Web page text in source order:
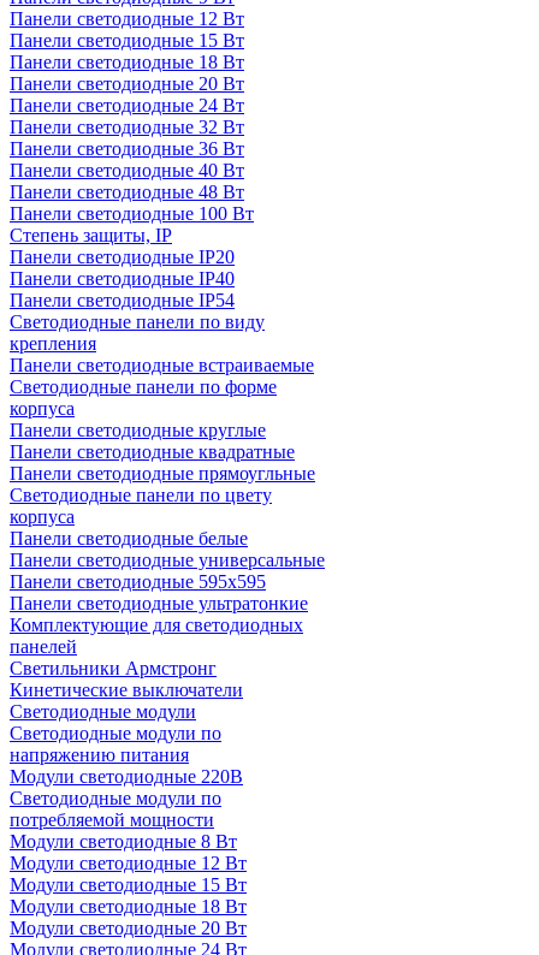
Панели светодиодные 12 Вт
Панели светодиодные 15 Вт
Панели светодиодные 18 Вт
Панели светодиодные 20 Вт
Панели светодиодные 24 Вт
Панели светодиодные 32 Вт
Панели светодиодные 36 Вт
Панели светодиодные 40 Вт
Панели светодиодные 48 Вт
Панели светодиодные 100 Вт
Степень защиты, IP
Панели светодиодные IP20
Панели светодиодные IP40
Панели светодиодные IP54
Светодиодные панели по виду
крепления
Панели светодиодные встраиваемые
Светодиодные панели по форме
корпуса
Панели светодиодные круглые
Панели светодиодные квадратные
Панели светодиодные прямоугльные
Светодиодные панели по цвету
корпуса
Панели светодиодные белые
Панели светодиодные универсальные
Панели светодиодные 595х595
Панели светодиодные ультратонкие
Комплектующие для светодиодных
панелей
Светильники Армстронг
Кинетические выключатели
Светодиодные модули
Светодиодные модули по
напряжению питания
Модули светодиодные 220В
Светодиодные модули по
потребляемой мощности
Модули светодиодные 8 Вт
Модули светодиодные 12 Вт
Модули светодиодные 15 Вт
Модули светодиодные 18 Вт
Модули светодиодные 20 Вт
Модули светодиодные 24 Вт